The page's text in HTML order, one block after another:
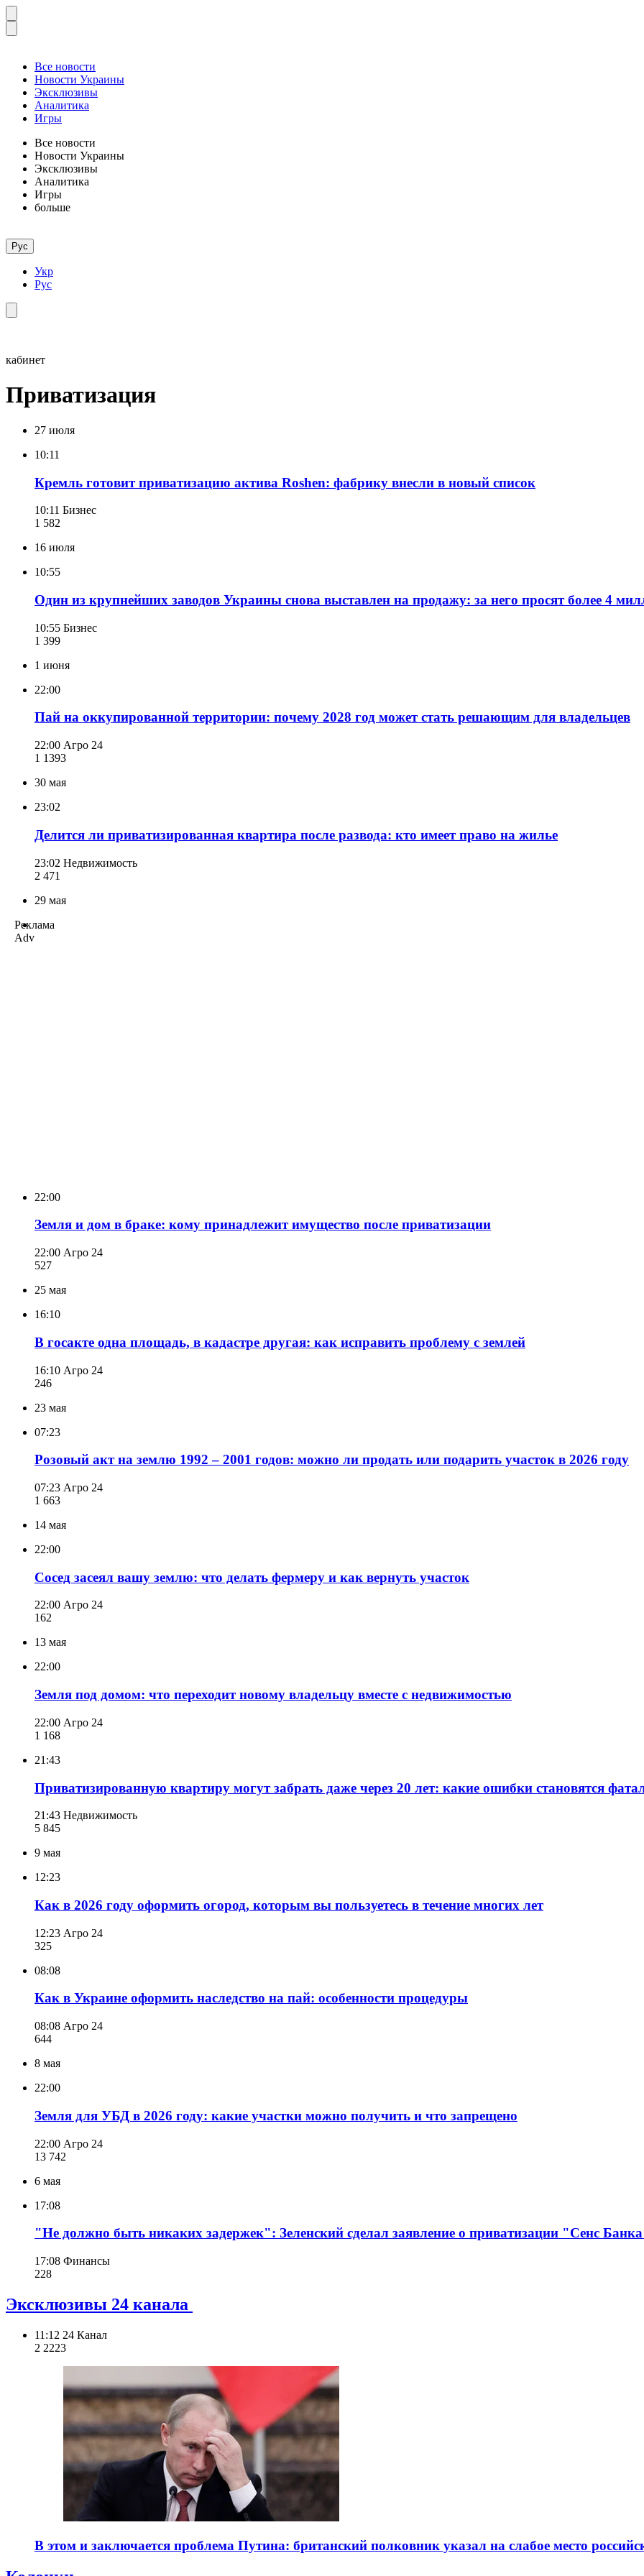
Все новости
Новости Украины
Эксклюзивы
Аналитика
Игры
Все новости
Новости Украины
Эксклюзивы
Аналитика
Игры
больше
Рус
Укр
Рус
кабинет
Приватизация
27 июля
10:11
Кремль готовит приватизацию актива Roshen: фабрику внесли в новый список
10:11 Бизнес
1 582
16 июля
10:55
Один из крупнейших заводов Украины снова выставлен на продажу: за него просят более 4
10:55 Бизнес
1 399
1 июня
22:00
Пай на оккупированной территории: почему 2028 год может стать решающим для владельцев
22:00 Агро 24
1 1393
30 мая
23:02
Делится ли приватизированная квартира после развода: кто имеет право на жилье
23:02 Недвижимость
2 471
29 мая
Реклама
Adv
22:00
Земля и дом в браке: кому принадлежит имущество после приватизации
22:00 Агро 24
527
25 мая
16:10
В госакте одна площадь, в кадастре другая: как исправить проблему с землей
16:10 Агро 24
246
23 мая
07:23
Розовый акт на землю 1992 – 2001 годов: можно ли продать или подарить участок в 2026 году
07:23 Агро 24
1 663
14 мая
22:00
Сосед засеял вашу землю: что делать фермеру и как вернуть участок
22:00 Агро 24
162
13 мая
22:00
Земля под домом: что переходит новому владельцу вместе с недвижимостью
22:00 Агро 24
1 168
21:43
Приватизированную квартиру могут забрать даже через 20 лет: какие ошибки становятся
21:43 Недвижимость
5 845
9 мая
12:23
Как в 2026 году оформить огород, которым вы пользуетесь в течение многих лет
12:23 Агро 24
325
08:08
Как в Украине оформить наследство на пай: особенности процедуры
08:08 Агро 24
644
8 мая
22:00
Земля для УБД в 2026 году: какие участки можно получить и что запрещено
22:00 Агро 24
13 742
6 мая
17:08
"Не должно быть никаких задержек": Зеленский сделал заявление о приватизации "Сенс
17:08 Финансы
228
Эксклюзивы 24 канала
11:12 24 Канал
2 2223
В этом и заключается проблема Путина: британский полковник указал на слабое место